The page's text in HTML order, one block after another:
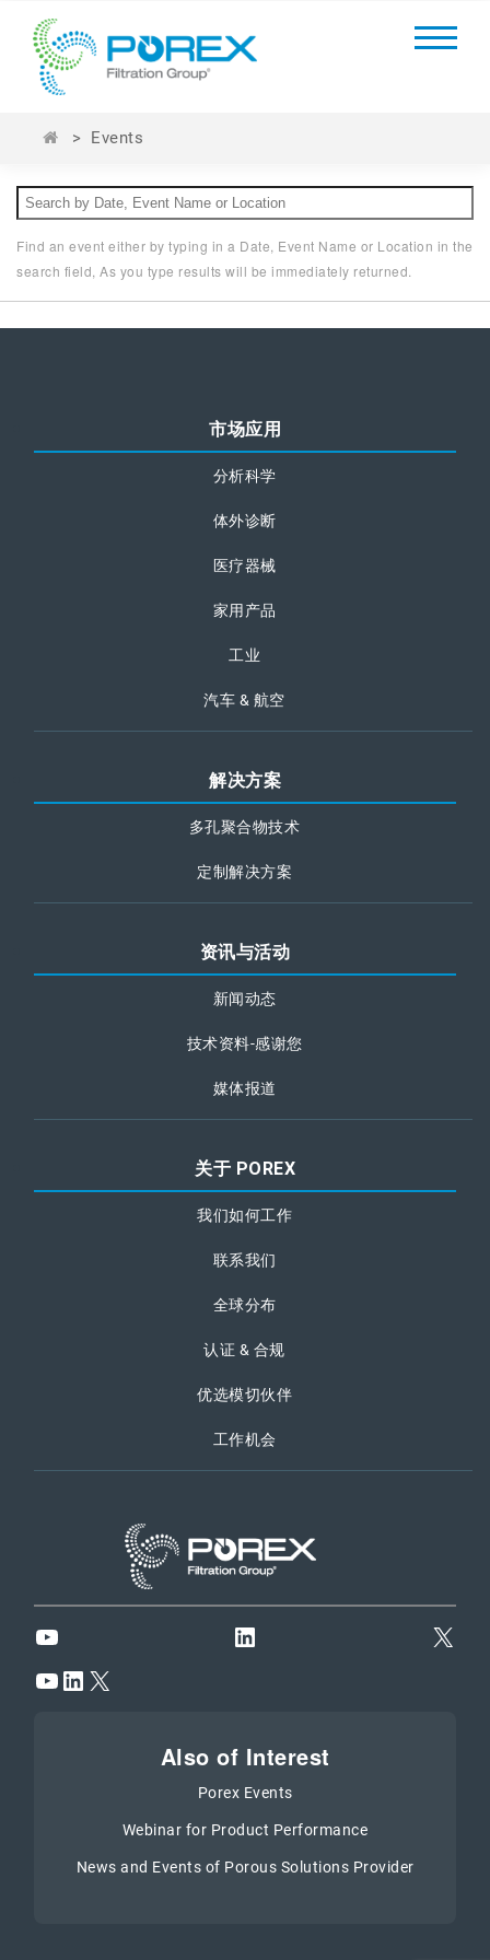
> Events
Find an event either by typing in a Date, Event Name or Location in the
search field, As you type results will be immediately returned.
市场应用
分析科学
体外诊断
医疗器械
家用产品
工业
汽车 & 航空
解决方案
多孔聚合物技术
定制解决方案
资讯与活动
新闻动态
技术资料-感谢您
媒体报道
关于 POREX
我们如何工作
联系我们
全球分布
认证 & 合规
优选模切伙伴
工作机会
YouTube LinkedIn
X
YouTube
LinkedIn
X
Also of Interest
Porex Events
Webinar for Product Performance
News and Events of Porous Solutions Provider